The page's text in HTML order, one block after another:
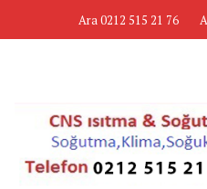
Ara 0212 515 21 76